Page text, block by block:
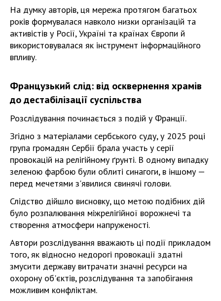
На думку авторів, ця мережа протягом багатьох
років формувалася навколо низки організацій та
активістів у Росії, Україні та країнах Європи й
використовувалася як інструмент інформаційного
впливу.
Французький слід: від осквернення храмів
до дестабілізації суспільства
Розслідування починається з подій у Франції.
Згідно з матеріалами сербського суду, у 2025 році
група громадян Сербії брала участь у серії
провокацій на релігійному ґрунті. В одному випадку
зеленою фарбою були облиті синагоги, в іншому —
перед мечетями з'явилися свинячі голови.
Слідство дійшло висновку, що метою подібних дій
було розпалювання міжрелігійної ворожнечі та
створення атмосфери напруженості.
Автори розслідування вважають ці події прикладом
того, як відносно недорогі провокації здатні
змусити державу витрачати значні ресурси на
охорону об'єктів, розслідування та запобігання
можливим конфліктам.